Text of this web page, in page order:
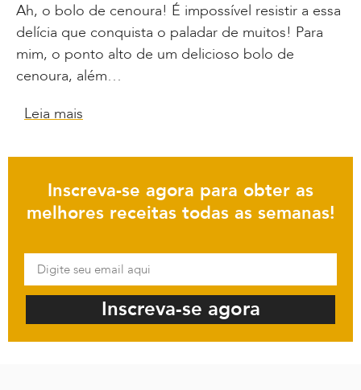
Ah, o bolo de cenoura! É impossível resistir a essa
delícia que conquista o paladar de muitos! Para
mim, o ponto alto de um delicioso bolo de
cenoura, além…
Leia mais
Inscreva-se agora para obter as
melhores receitas todas as semanas!
Inscreva-se agora